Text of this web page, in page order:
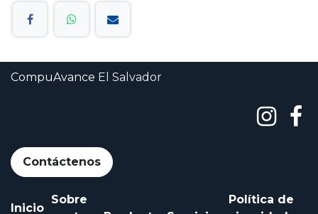
CompuAvance El Salvador
Contáctenos
Inicio
Sobre
Política de